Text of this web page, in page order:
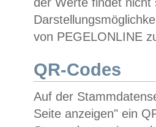
von PEGELONLINE
QR-Codes
Auf der
Seite anzeigen" ein